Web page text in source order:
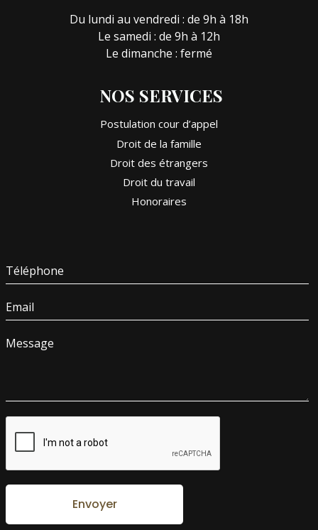
Du lundi au vendredi : de 9h à 18h
Le samedi : de 9h à 12h
Le dimanche : fermé
NOS SERVICES
Postulation cour d’appel
Droit de la famille
Droit des étrangers
Droit du travail
Honoraires